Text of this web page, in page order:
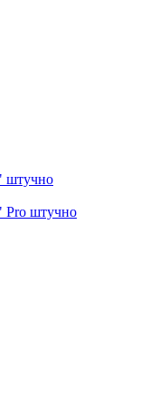
штучно
Pro штучно